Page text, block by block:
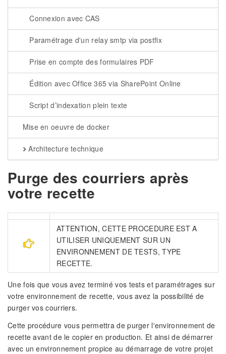
Connexion avec CAS
Paramétrage d'un relay smtp via postfix
Prise en compte des formulaires PDF
Édition avec Office 365 via SharePoint Online
Script d’indexation plein texte
Mise en oeuvre de docker
Architecture technique
Purge des courriers après
votre recette
ATTENTION, CETTE PROCEDURE EST A
UTILISER UNIQUEMENT SUR UN
ENVIRONNEMENT DE TESTS, TYPE
RECETTE.
Une fois que vous avez terminé vos tests et paramétrages sur
votre environnement de recette, vous avez la possibilité de
purger vos courriers.
Cette procédure vous permettra de purger l'environnement de
recette avant de le copier en production. Et ainsi de démarrer
avec un environnement propice au démarrage de votre projet